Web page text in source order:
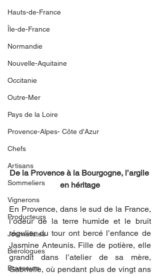
Hauts-de-France
Île-de-France
Normandie
Nouvelle-Aquitaine
Occitanie
Outre-Mer
Pays de la Loire
Provence-Alpes- Côte d'Azur
Chefs
Artisans
Sommeliers
Vignerons
Producteurs
Journalistes
Biérologues
Brasseurs
De la Provence à la Bourgogne, l’argile
en héritage
En Provence, dans le sud de la France,
l’odeur de la terre humide et le bruit
régulier du tour ont bercé l’enfance de
Jasmine Anteunis. Fille de potière, elle
grandit dans l’atelier de sa mère,
Gabrielle, où pendant plus de vingt ans